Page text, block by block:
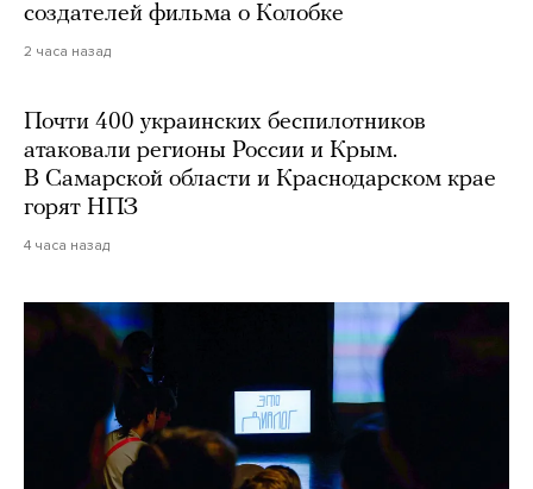
создателей фильма о Колобке
2 часа назад
Почти 400 украинских беспилотников
атаковали регионы России и Крым.
В Самарской области и Краснодарском крае
горят НПЗ
4 часа назад